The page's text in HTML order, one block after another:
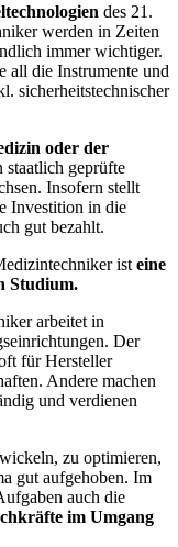
des 21.
werden in Zeiten
immer wichtiger.
all die Instrumente und
sicherheitstechnischer
oder der
staatlich geprüfte
Insofern stellt
Investition in die
gut bezahlt.
ist eine
Studium.
arbeitet in
Der
für Hersteller
Andere machen
und verdienen
zu optimieren,
gut aufgehoben. Im
auch die
im Umgang